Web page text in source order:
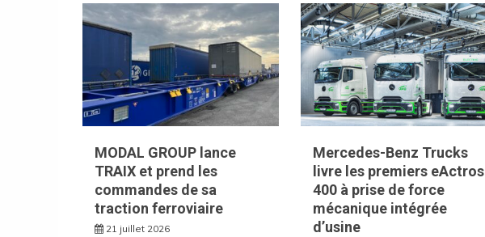
MODAL GROUP lance
TRAIX et prend les
commandes de sa
traction ferroviaire
21 juillet 2026
Mercedes-Benz Trucks
livre les premiers eActros
400 à prise de force
mécanique intégrée
d’usine